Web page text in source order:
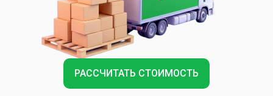
РАССЧИТАТЬ СТОИМОСТЬ